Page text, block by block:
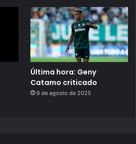
Última hora: Geny
Catamo criticado
9 de agosto de 2025